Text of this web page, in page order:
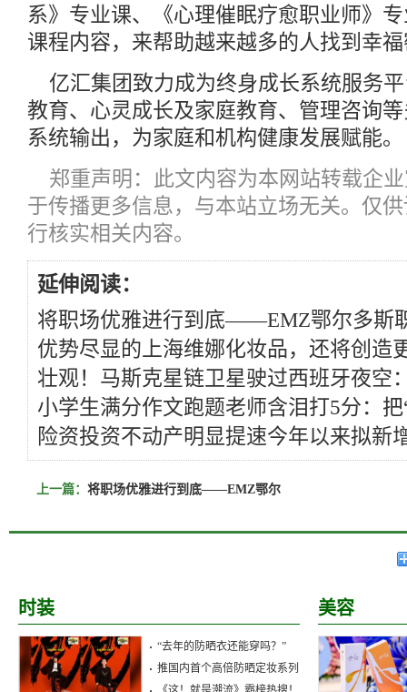
系》专业课、《心理催眠疗愈职业师》
课程内容，来帮助越来越多的人找到幸
亿汇集团致力成为终身成长系统服务
教育、心灵成长及家庭教育、管理咨询
系统输出，为家庭和机构健康发展赋能。
郑重声明：此文内容为本网站转载企
于传播更多信息，与本站立场无关。仅
行核实相关内容。
延伸阅读：
将职场优雅进行到底——EMZ鄂尔多斯
优势尽显的上海维娜化妆品，还将创造
壮观！马斯克星链卫星驶过西班牙夜空
小学生满分作文跑题老师含泪打5分：把
险资投资不动产明显提速今年以来拟新
上一篇： 将职场优雅进行到底——EMZ鄂尔
时装
“去年的防晒衣还能穿吗？”
推国内首个高倍防晒定妆系列
美容